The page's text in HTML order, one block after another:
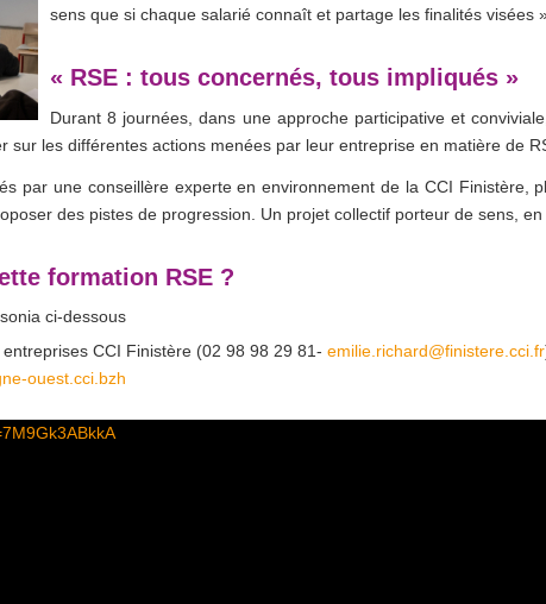
sens que si chaque salarié connaît et partage les finalités visées
« RSE : tous concernés, tous impliqués »
Durant 8 journées, dans une approche participative et
sur les différentes actions menées par leur entreprise en matière de
par une conseillère experte en environnement de la CCI Finistère,
des pistes de progression. Un projet collectif porteur de sens,
formation RSE ?
ci-dessous
CCI Finistère (02 98 98 29 81-emilie.richard@finistere.cci.fr
ouest.cci.bzh